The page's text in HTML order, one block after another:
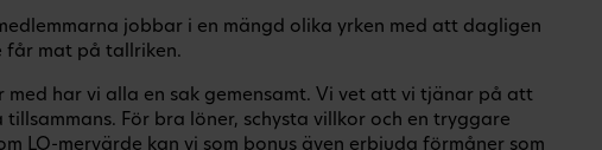
jobbar i en mängd olika yrken med att dagligen
får mat på tallriken.
med har vi alla en sak gemensamt. Vi vet att vi tjänar på att
För bra löner, schysta villkor och en tryggare
LO-mervärde kan vi som bonus även erbjuda förmåner som